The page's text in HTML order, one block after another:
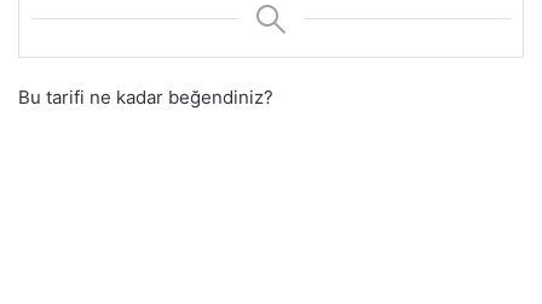
Bu tarifi ne kadar beğendiniz?